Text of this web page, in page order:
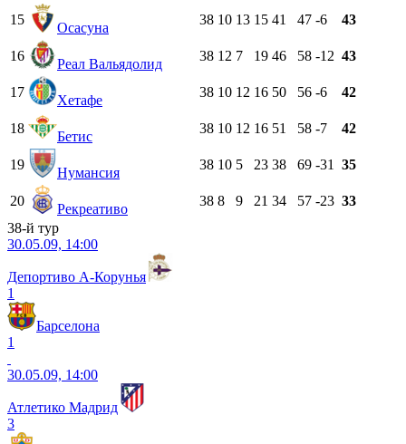
15
Осасуна
38 10 13 15 41 47 -6 43
16
Реал Вальядолид
38 12 7 19 46 58 -12 43
17
Хетафе
38 10 12 16 50 56 -6 42
18
Бетис
38 10 12 16 51 58 -7 42
19
Нумансия
38 10 5 23 38 69 -31 35
20
Рекреативо
38 8 9 21 34 57 -23 33
38-й тур
30.05.09, 14:00
Депортиво А-Корунья
1
Барселона
1
30.05.09, 14:00
Атлетико Мадрид
3